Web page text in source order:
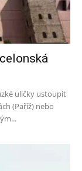
uličky ustoupit
(Paříž) nebo